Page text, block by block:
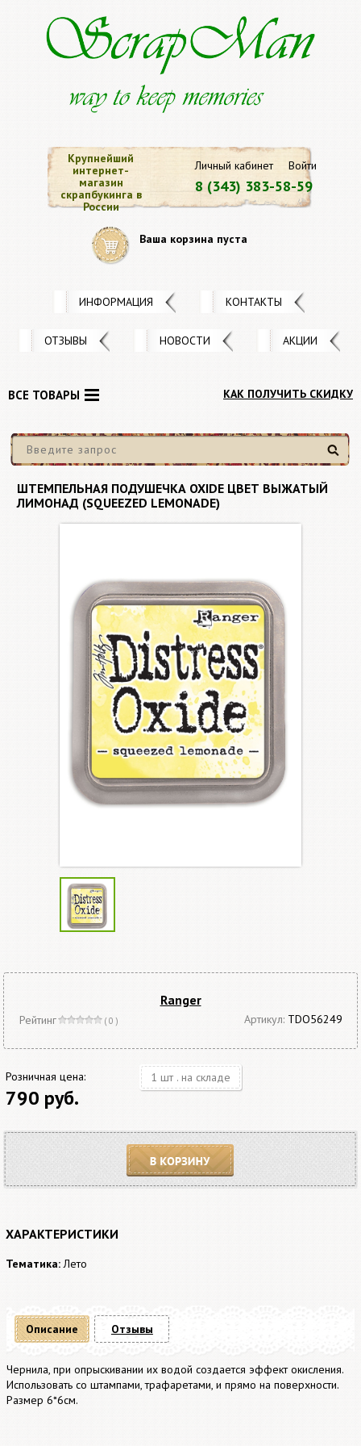
Личный кабинет Войти
8 (343) 383-58-59
Крупнейший
интернет-
магазин
скрапбукинга в
России
Ваша корзина пуста
ИНФОРМАЦИЯ КОНТАКТЫ
ОТЗЫВЫ НОВОСТИ АКЦИИ
КАК ПОЛУЧИТЬ СКИДКУ
Найти
ВСЕ ТОВАРЫ
ШТЕМПЕЛЬНАЯ ПОДУШЕЧКА OXIDE ЦВЕТ ВЫЖАТЫЙ
ЛИМОНАД (SQUEEZED LEMONADE)
Ranger
Рейтинг ( 0 ) Артикул: TDO56249
Розничная цена:
790 руб.
1 шт . на складе
В корзину
ХАРАКТЕРИСТИКИ
Тематика: Лето
Описание
Чернила, при опрыскивании их водой создается эффект окисления.
Использовать со штампами, трафаретами, и прямо на поверхности.
Размер 6*6см.
Отзывы